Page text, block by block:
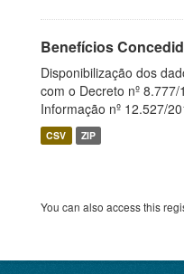
Benefícios
Disponibilização dos
com o Decreto nº
Informação nº 12.527/
CSV ZIP
You can also access this